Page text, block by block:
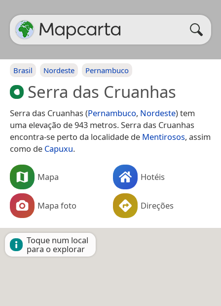
Brasil Nordeste Pernambuco
Serra das Cruanhas
Serra das Cruanhas (Pernambuco, Nordeste) tem
uma elevação de 943 metros. Serra das Cruanhas
encontra-se perto da localidade de Mentirosos, assim
como de Capuxu.
Mapa Hotéis
Mapa foto Direções
Toque num local
para o explorar